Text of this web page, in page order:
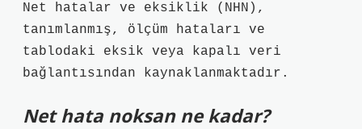
Net hatalar ve eksiklik (NHN),
tanımlanmış, ölçüm hataları ve
tablodaki eksik veya kapalı veri
bağlantısından kaynaklanmaktadır.
Net hata noksan ne kadar?